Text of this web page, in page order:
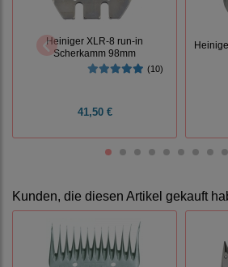
Heiniger XLR-8 run-in
Scherkamm 98mm
(10)
41,50 €
Kunden, die diesen Artikel gekauft